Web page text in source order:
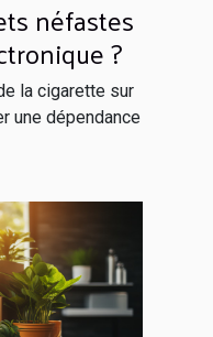
néfastes
?
la cigarette sur
une dépendance